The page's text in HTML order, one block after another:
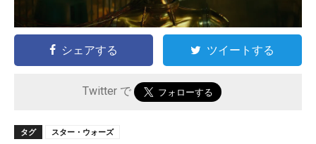
シェアする ツイートする
Twitter で
タグ スター・ウォーズ